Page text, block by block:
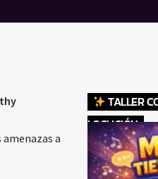
a
TALLER
LOCUCIÓN